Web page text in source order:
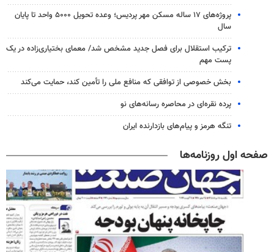
پروژه‌های ۱۷ ساله مسکن مهر پردیس؛ وعده تحویل ۵۰۰۰ واحد تا پایان
سال
ترکیب استقلال برای فصل جدید مشخص شد/ معمای بختیاری‌زاده در یک
پست مهم
بخش خصوصی از توافقی که منافع ملی را تأمین کند، حمایت می‌کند
پرده نقره‌ای در محاصره رسانه‌های نو
تنگه هرمز و پیام‌های بازدارنده ایران
صفحه اول روزنامه‌ها